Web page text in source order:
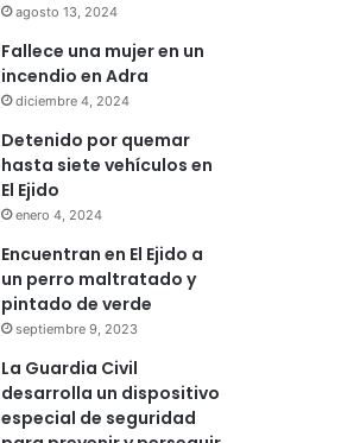
agosto 13, 2024
Fallece una mujer en un
incendio en Adra
diciembre 4, 2024
Detenido por quemar
hasta siete vehículos en
El Ejido
enero 4, 2024
Encuentran en El Ejido a
un perro maltratado y
pintado de verde
septiembre 9, 2023
La Guardia Civil
desarrolla un dispositivo
especial de seguridad